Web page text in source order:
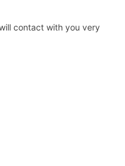
contact with you very